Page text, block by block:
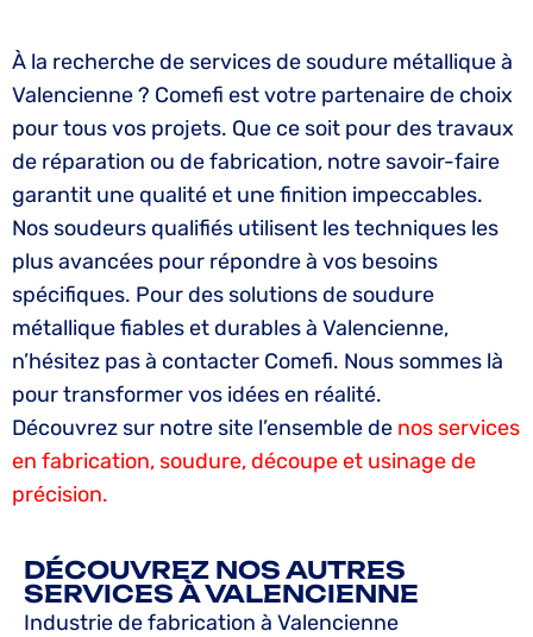
À la recherche de services de soudure métallique à
Valencienne ? Comefi est votre partenaire de choix
pour tous vos projets. Que ce soit pour des travaux
de réparation ou de fabrication, notre savoir-faire
garantit une qualité et une finition impeccables.
Nos soudeurs qualifiés utilisent les techniques les
plus avancées pour répondre à vos besoins
spécifiques. Pour des solutions de soudure
métallique fiables et durables à Valencienne,
n’hésitez pas à contacter Comefi. Nous sommes là
pour transformer vos idées en réalité.
Découvrez sur notre site l’ensemble de nos services
en fabrication, soudure, découpe et usinage de
précision.
DÉCOUVREZ NOS AUTRES
SERVICES À VALENCIENNE
Industrie de fabrication à Valencienne